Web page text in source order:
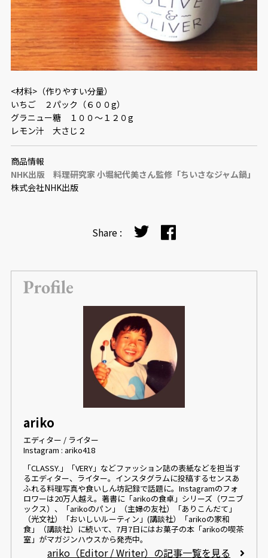
<材料>（作りやすい分量）
いちご ２パック（６００g）
グラニュー糖 １００～１２０g
レモン汁 大さじ２
商品情報
NHK出版 料理研究家 小堀紀代美さん監修「ちいさなジャム鍋」
株式会社NHK出版
Share :
ariko
エディター / ライター
Instagram : ariko418
「CLASSY.」「VERY」などファッション誌の表紙などを担当す
るエディター、ライター。インスタグラムに投稿するセンスあ
ふれる料理写真や食いしん坊記録で話題に。Instagramのフォ
ロワーは20万人越え。著書に「arikoの食卓」シリーズ（ワニブ
ックス）、「arikoのパン」（主婦の友社）「ありこんだて」
（光文社）「おいしいルーティン」(講談社）「arikoの家和
食」（講談社）に続いて、7月7日にはお菓子の本「arikoの喫茶
室」がマガジンハウスから発売中。
ariko（Editor / Writer）の記事一覧を見る